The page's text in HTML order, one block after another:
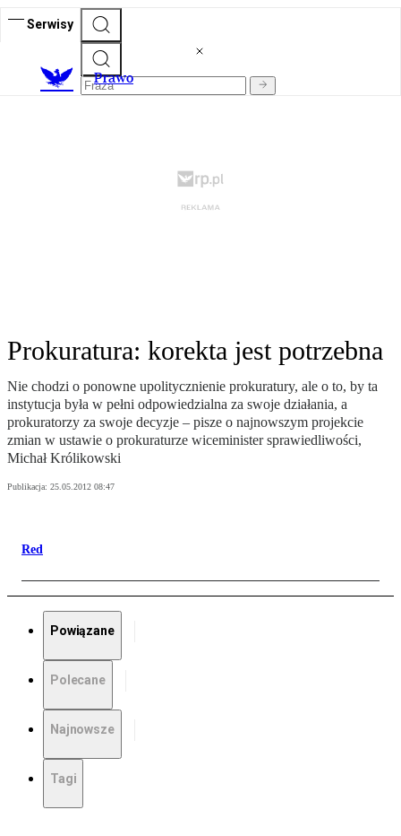
Serwisy
Prawo
Prokuratura: korekta jest potrzebna
Nie chodzi o ponowne upolitycznienie prokuratury, ale o to, by ta
instytucja była w pełni odpowiedzialna za swoje działania, a
prokuratorzy za swoje decyzje – pisze o najnowszym projekcie
zmian w ustawie o prokuraturze wiceminister sprawiedliwości,
Michał Królikowski
Publikacja: 25.05.2012 08:47
Red
Powiązane
Polecane
Najnowsze
Tagi